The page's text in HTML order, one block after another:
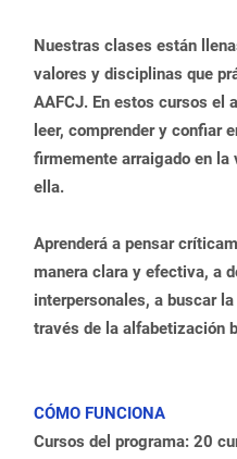
Nuestras clases están
valores y disciplinas que
AAFCJ. En estos cursos el
leer, comprender y confiar
firmemente arraigado en la
ella.
Aprenderá a pensar
manera clara y efectiva, a
interpersonales, a buscar
través de la alfabetización
CÓMO FUNCIONA
Cursos del programa: 20